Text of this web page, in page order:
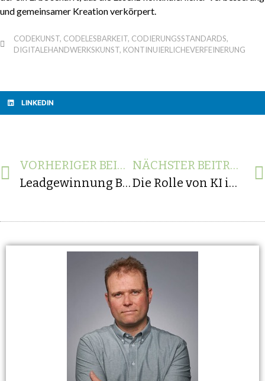
und gemeinsamer Kreation verkörpert.
CODEKUNST, CODELESBARKEIT, CODIERUNGSSTANDARDS,
DIGITALEHANDWERKSKUNST, KONTINUIERLICHEVERFEINERUNG
LINKEDIN
VORHERIGER BEITRAG
Leadgewinnung B2B – der Kunden im zentralen Mittelpunkt
NÄCHSTER BEITRAG
Die Rolle von KI im Softwaretest: Ein Game Changer